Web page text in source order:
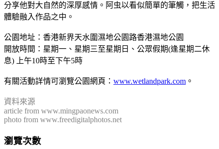
分享他對大自然的深厚感情。阿虫以看似簡單的筆觸，把生活
體驗融入作品之中。
公園地址：香港新界天水圍濕地公園路香港濕地公園
開放時間：星期一、星期三至星期日、公眾假期(逢星期二休
息) 上午10時至下午5時
有關活動詳情可瀏覽公園網頁： www.wetlandpark.com 。
資料來源
article from www.mingpaonews.com
photo from www.freedigitalphotos.net
瀏覽次數